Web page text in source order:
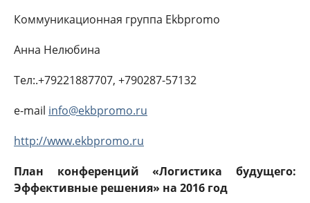
Коммуникационная группа Ekbpromo
Анна Нелюбина
Тел:.+79221887707, +790287-57132
e-mail info@ekbpromo.ru
http://www.ekbpromo.ru
План конференций «Логистика будущего:
Эффективные решения» на 2016 год